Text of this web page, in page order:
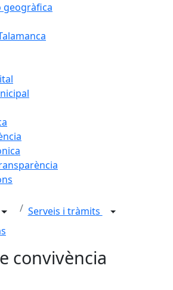
Serveis i tràmits
convivència